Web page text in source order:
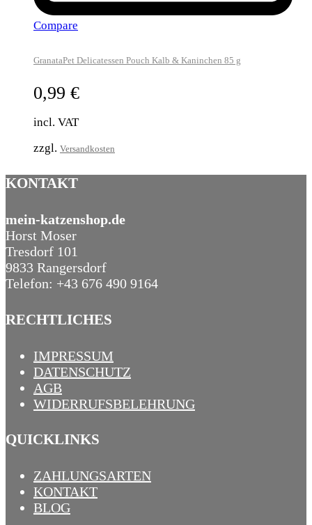
Compare
GranataPet Delicatessen Pouch Kalb & Kaninchen 85 g
0,99 €
incl. VAT
zzgl. Versandkosten
KONTAKT
mein-katzenshop.de
Horst Moser
Tresdorf 101
9833 Rangersdorf
Telefon: +43 676 490 9164
RECHTLICHES
IMPRESSUM
DATENSCHUTZ
AGB
WIDERRUFSBELEHRUNG
QUICKLINKS
ZAHLUNGSARTEN
KONTAKT
BLOG